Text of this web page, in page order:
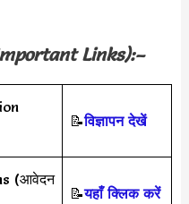
Links):–
📝विज्ञापन देखें
(आवेदन
📝यहाँ क्लिक करें